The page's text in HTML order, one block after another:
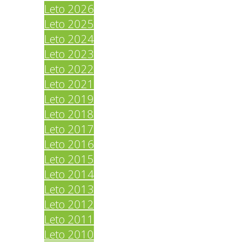
Leto 2026
Leto 2025
Leto 2024
Leto 2023
Leto 2022
Leto 2021
Leto 2019
Leto 2018
Leto 2017
Leto 2016
Leto 2015
Leto 2014
Leto 2013
Leto 2012
Leto 2011
Leto 2010